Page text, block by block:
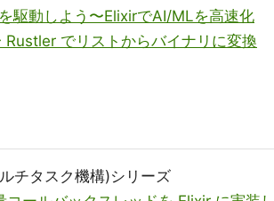
駆動しよう〜ElixirでAI/MLを高速化
でリストからバイナリに変換
チタスク機構)シリーズ